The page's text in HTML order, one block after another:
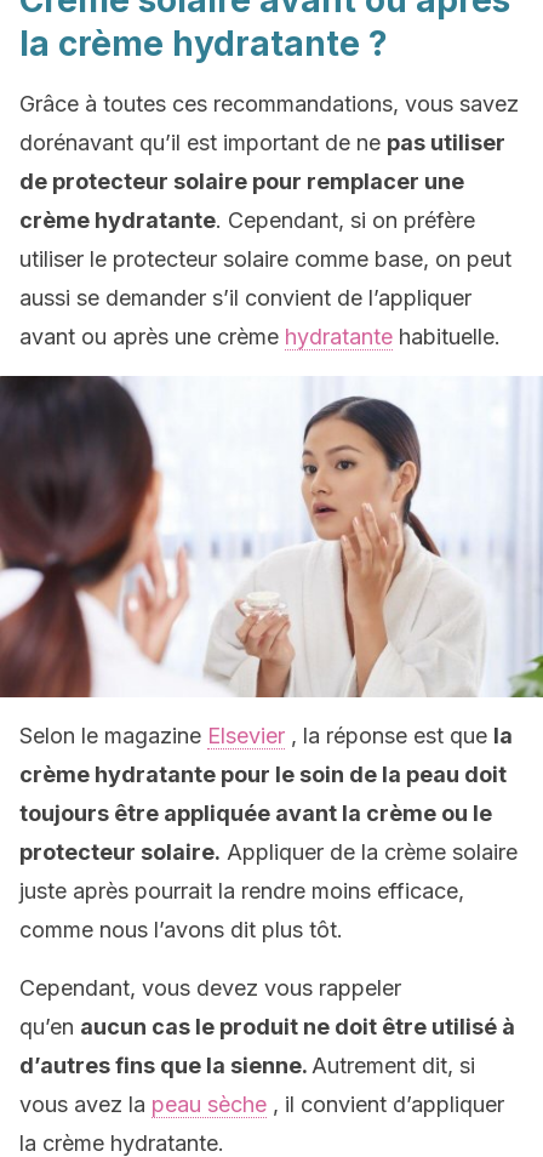
la crème hydratante ?
Grâce à toutes ces recommandations, vous savez
dorénavant qu’il est important de ne pas utiliser
de protecteur solaire pour remplacer une
crème hydratante. Cependant, si on préfère
utiliser le protecteur solaire comme base, on peut
aussi se demander s’il convient de l’appliquer
avant ou après une crème hydratante habituelle.
Selon le magazine Elsevier , la réponse est que la
crème hydratante pour le soin de la peau doit
toujours être appliquée avant la crème ou le
protecteur solaire. Appliquer de la crème solaire
juste après pourrait la rendre moins efficace,
comme nous l’avons dit plus tôt.
Cependant, vous devez vous rappeler
qu’en aucun cas le produit ne doit être utilisé à
d’autres fins que la sienne. Autrement dit, si
vous avez la peau sèche , il convient d’appliquer
la crème hydratante.